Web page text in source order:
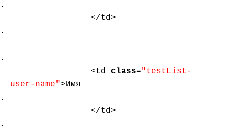
</td>
<td class="testList-
user-name">Имя
</td>